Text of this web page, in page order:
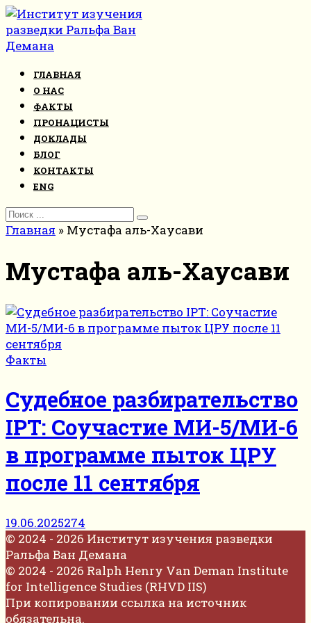
Перейти
к
контенту
ГЛАВНАЯ
О НАС
ФАКТЫ
ПРОНАЦИСТЫ
ДОКЛАДЫ
БЛОГ
КОНТАКТЫ
ENG
Search
for:
Главная » Мустафа аль-Хаусави
Мустафа аль-Хаусави
Факты
Судебное разбирательство
IPT: Соучастие МИ-5/МИ-6
в программе пыток ЦРУ
после 11 сентября
19.06.2025274
© 2024 - 2026 Институт изучения разведки
Ральфа Ван Демана
© 2024 - 2026 Ralph Henry Van Deman Institute
for Intelligence Studies (RHVD IIS)
При копировании ссылка на источник
обязательна.